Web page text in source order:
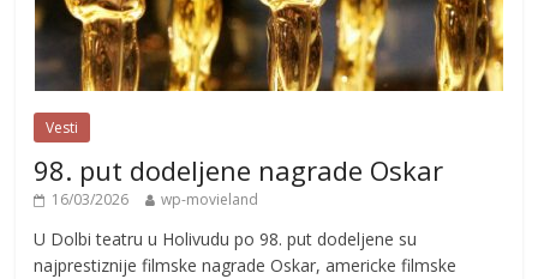
Vesti
98. put dodeljene nagrade Oskar
16/03/2026 wp-movieland
U Dolbi teatru u Holivudu po 98. put dodeljene su
najprestiznije filmske nagrade Oskar, americke filmske